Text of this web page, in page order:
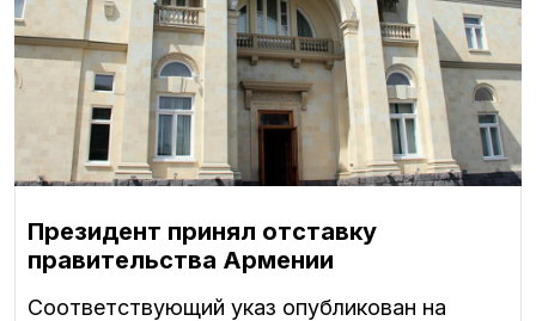
Президент принял отставку
правительства Армении
Соответствующий указ опубликован на